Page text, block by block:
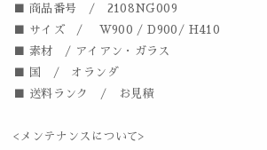
■ 商品番号 / 2108NG009
■ サイズ / W900 / D900/ H410
■ 素材 / アイアン・ガラス
■ 国 / オランダ
■ 送料ランク / お見積
<メンテナンスについて>